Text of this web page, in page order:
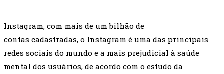
Instagram, com mais de um bilhão de
contas cadastradas, o Instagram é uma das principais
redes sociais do mundo e a mais prejudicial à saúde
mental dos usuários, de acordo com o estudo da